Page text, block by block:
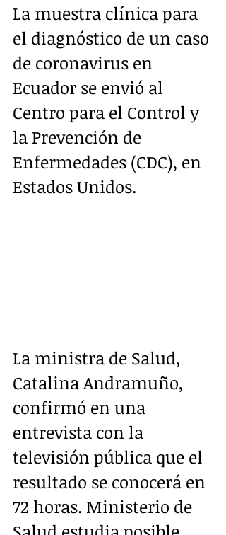
La muestra clínica para
el diagnóstico de un caso
de coronavirus en
Ecuador se envió al
Centro para el Control y
la Prevención de
Enfermedades (CDC), en
Estados Unidos.
La ministra de Salud,
Catalina Andramuño,
confirmó en una
entrevista con la
televisión pública que el
resultado se conocerá en
72 horas. Ministerio de